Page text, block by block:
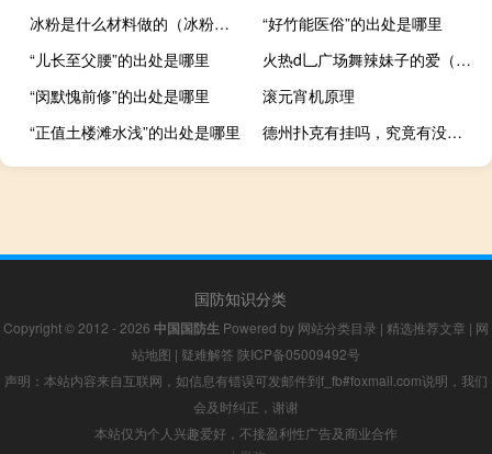
冰粉是什么材料做的（冰粉是什么）
“好竹能医俗”的出处是哪里
“儿长至父腰”的出处是哪里
火热d乚广场舞辣妹子的爱（广场舞辣妹子的爱有6分钟的舞曲吗）
“闵默愧前修”的出处是哪里
滚元宵机原理
“正值土楼滩水浅”的出处是哪里
德州扑克有挂吗，究竟有没有作弊挂”原来真可以开挂
国防知识分类
Copyright © 2012 - 2026 中国国防生 Powered by 网站分类目录 | 精选推荐文章 | 网
站地图 | 疑难解答 陕ICP备05009492号
声明：本站内容来自互联网，如信息有错误可发邮件到f_fb#foxmail.com说明，我们
会及时纠正，谢谢
本站仅为个人兴趣爱好，不接盈利性广告及商业合作